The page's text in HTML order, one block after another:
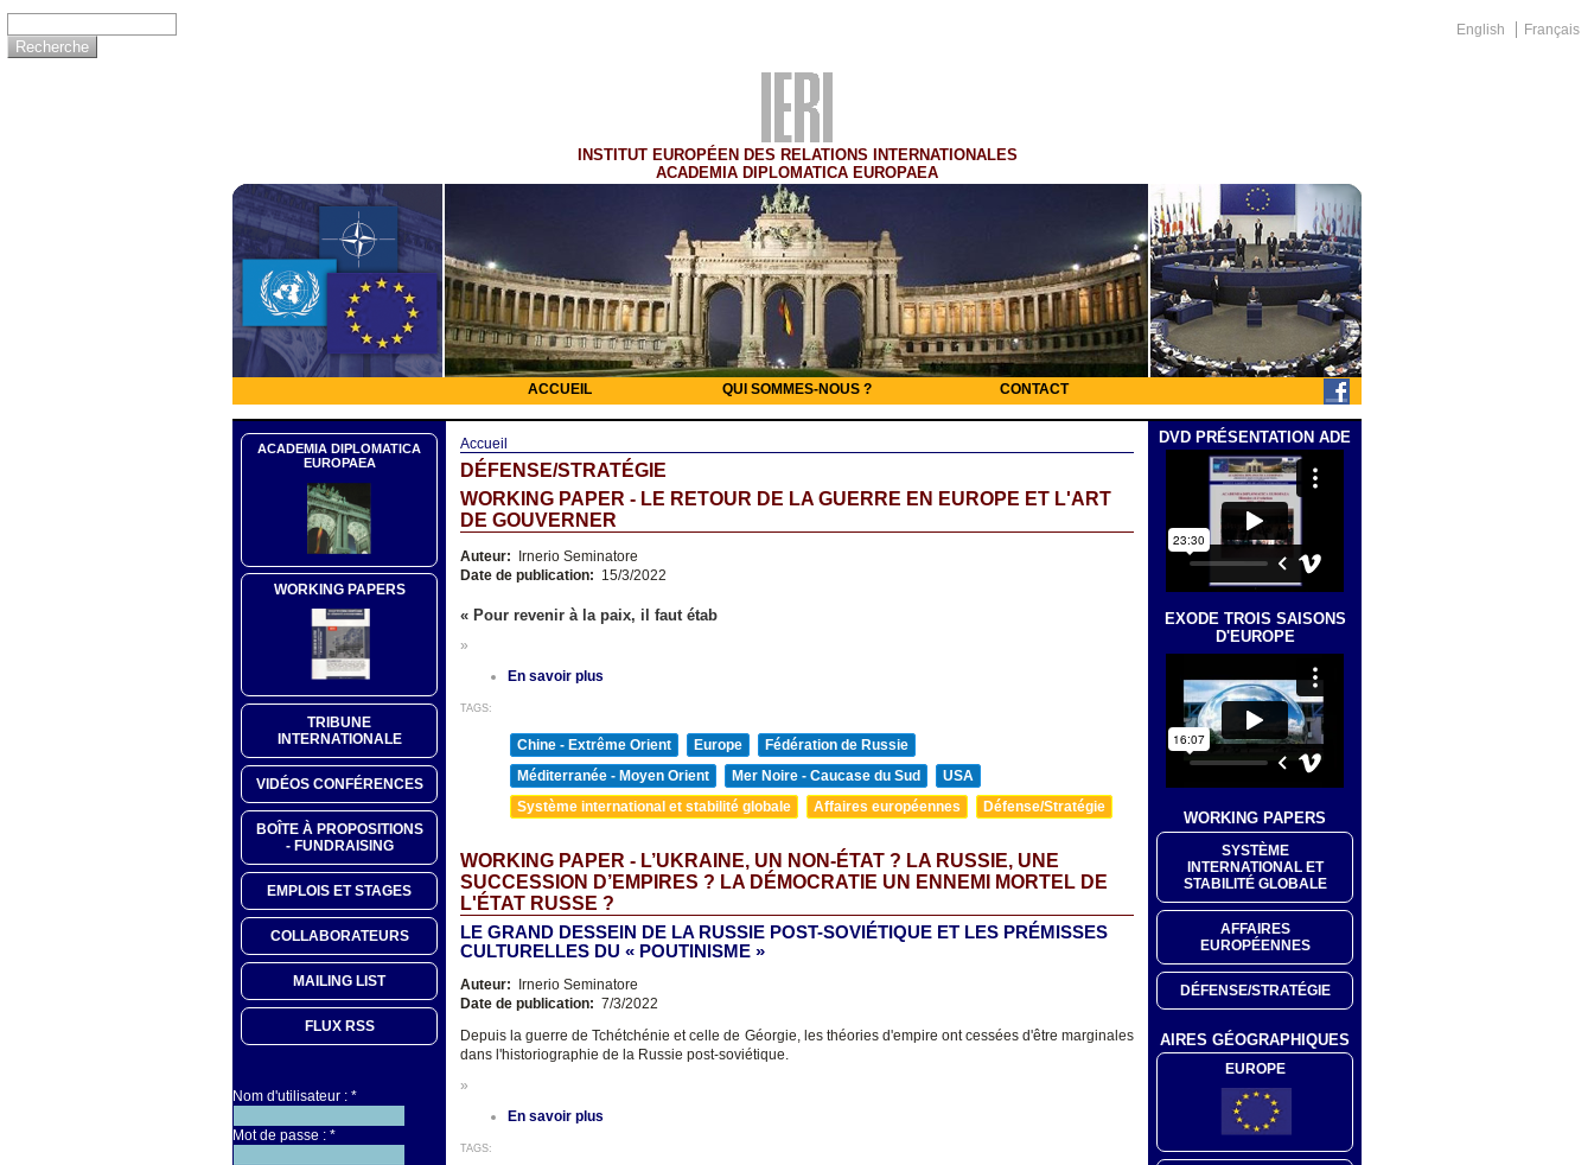
English Français
INSTITUT EUROPÉEN DES RELATIONS INTERNATIONALES
ACADEMIA DIPLOMATICA EUROPAEA
ACCUEIL QUI SOMMES-NOUS ? CONTACT
ACADEMIA DIPLOMATICA
EUROPAEA
WORKING PAPERS
TRIBUNE
INTERNATIONALE
VIDÉOS CONFÉRENCES
BOÎTE À PROPOSITIONS
- FUNDRAISING
EMPLOIS ET STAGES
COLLABORATEURS
MAILING LIST
FLUX RSS
Nom d'utilisateur : *
Mot de passe : *
Accueil
DÉFENSE/STRATÉGIE
WORKING PAPER - LE RETOUR DE LA GUERRE EN EUROPE ET L'ART
DE GOUVERNER
Auteur: Irnerio Seminatore
Date de publication: 15/3/2022
« Pour revenir à la paix, il faut étab
»
En savoir plus
TAGS:
Chine - Extrême Orient Europe
Fédération de Russie
Méditerranée - Moyen Orient
Mer Noire - Caucase du Sud
USA
Système international et stabilité globale
Affaires européennes Défense/Stratégie
WORKING PAPER - L’UKRAINE, UN NON-ÉTAT ? LA RUSSIE, UNE
SUCCESSION D’EMPIRES ? LA DÉMOCRATIE UN ENNEMI MORTEL DE
L'ÉTAT RUSSE ?
LE GRAND DESSEIN DE LA RUSSIE POST-SOVIÉTIQUE ET LES PRÉMISSES
CULTURELLES DU « POUTINISME »
Auteur:
Irnerio Seminatore
Date de publication: 7/3/2022
Depuis la guerre de Tchétchénie et celle de Géorgie, les théories d'empire ont cessées d'être marginales
dans l'historiographie de la Russie post-soviétique.
»
En savoir plus
TAGS:
DVD PRÉSENTATION ADE
EXODE TROIS SAISONS
D'EUROPE
WORKING PAPERS
SYSTÈME
INTERNATIONAL ET
STABILITÉ GLOBALE
AFFAIRES
EUROPÉENNES
DÉFENSE/STRATÉGIE
AIRES GÉOGRAPHIQUES
EUROPE